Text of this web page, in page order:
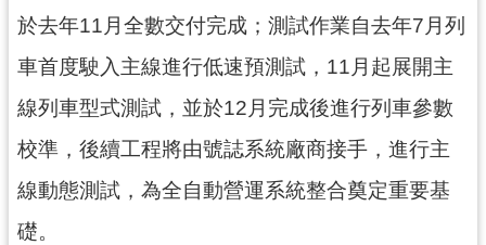
告
業
務
資
訊
工
程
進
於去年11月全數交付完成；測試作業自去年7月列
車首度駛入主線進行低速預測試，11月起展開主
線列車型式測試，並於12月完成後進行列車參數
校準，後續工程將由號誌系統廠商接手，進行主
線動態測試，為全自動營運系統整合奠定重要基
礎。